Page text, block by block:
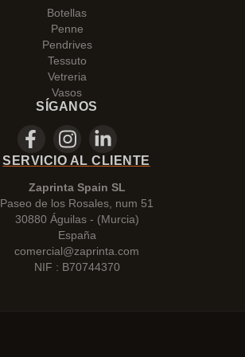
Botellas
Penne
Pendrives
Tessuto
Vetreria
Vasos
SÍGANOS
SERVICIO AL CLIENTE
Zaprinta Spain SL
Paseo de los Rosales, num 51
30880 Águilas - (Murcia)
España
comercial@zaprinta.com
NIF : B70744370